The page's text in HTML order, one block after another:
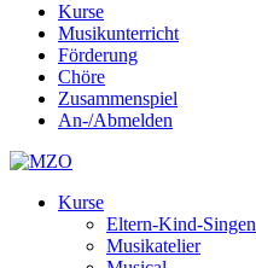
Kurse
Musikunterricht
Förderung
Chöre
Zusammenspiel
An-/Abmelden
Kurse
Eltern-Kind-Singen
Musikatelier